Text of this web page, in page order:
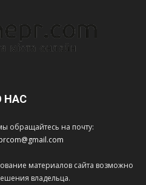
НАС
обращайтесь на почту:
материалов сайта возможно
владельца.